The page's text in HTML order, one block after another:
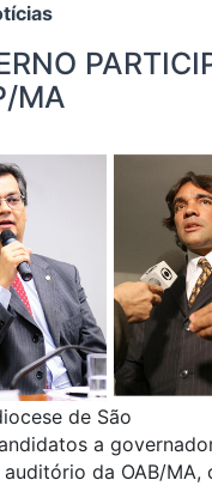
MA
de São
a
da OAB/